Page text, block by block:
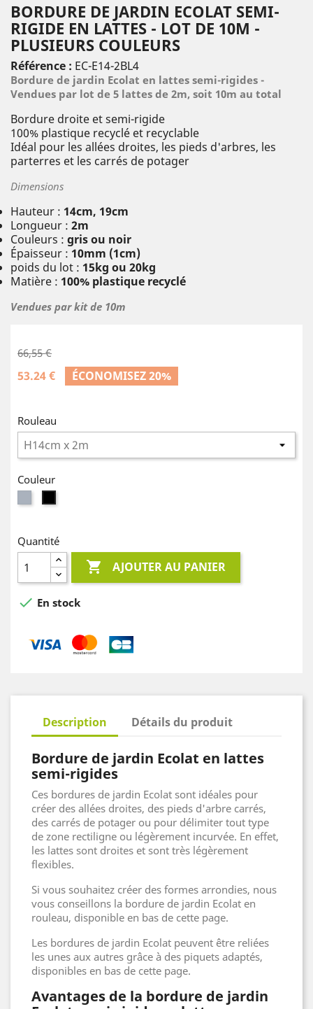
BORDURE DE JARDIN ECOLAT SEMI-
RIGIDE EN LATTES - LOT DE 10M -
PLUSIEURS COULEURS
Référence : EC-E14-2BL4
Bordure de jardin Ecolat en lattes semi-rigides -
Vendues par lot de 5 lattes de 2m, soit 10m au total
Bordure droite et semi-rigide
100% plastique recyclé et recyclable
Idéal pour les allées droites, les pieds d'arbres, les
parterres et les carrés de potager
Dimensions
Hauteur : 14cm, 19cm
Longueur : 2m
Couleurs : gris ou noir
Épaisseur : 10mm (1cm)
poids du lot : 15kg ou 20kg
Matière : 100% plastique recyclé
Vendues par kit de 10m
66,55 €
53.24 € ÉCONOMISEZ 20%
Rouleau
Couleur
Quantité
 AJOUTER AU PANIER
 En stock
Description Détails du produit
Bordure de jardin Ecolat en lattes
semi-rigides
Ces bordures de jardin Ecolat sont idéales pour
créer des allées droites, des pieds d'arbre carrés,
des carrés de potager ou pour délimiter tout type
de zone rectiligne ou légèrement incurvée. En effet,
les lattes sont droites et sont très légèrement
flexibles.
Si vous souhaitez créer des formes arrondies, nous
vous conseillons la bordure de jardin Ecolat en
rouleau, disponible en bas de cette page.
Les bordures de jardin Ecolat peuvent être reliées
les unes aux autres grâce à des piquets adaptés,
disponibles en bas de cette page.
Avantages de la bordure de jardin